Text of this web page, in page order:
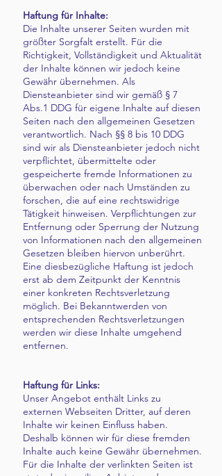
Haftung für Inhalte:
Die Inhalte unserer Seiten wurden mit
größter Sorgfalt erstellt. Für die
Richtigkeit, Vollständigkeit und Aktualität
der Inhalte können wir jedoch keine
Gewähr übernehmen. Als
Diensteanbieter sind wir gemäß § 7
Abs.1 DDG für eigene Inhalte auf diesen
Seiten nach den allgemeinen Gesetzen
verantwortlich. Nach §§ 8 bis 10 DDG
sind wir als Diensteanbieter jedoch nicht
verpflichtet, übermittelte oder
gespeicherte fremde Informationen zu
überwachen oder nach Umständen zu
forschen, die auf eine rechtswidrige
Tätigkeit hinweisen. Verpflichtungen zur
Entfernung oder Sperrung der Nutzung
von Informationen nach den allgemeinen
Gesetzen bleiben hiervon unberührt.
Eine diesbezügliche Haftung ist jedoch
erst ab dem Zeitpunkt der Kenntnis
einer konkreten Rechtsverletzung
möglich. Bei Bekanntwerden von
entsprechenden Rechtsverletzungen
werden wir diese Inhalte umgehend
entfernen.
Haftung für Links:
Unser Angebot enthält Links zu
externen Webseiten Dritter, auf deren
Inhalte wir keinen Einfluss haben.
Deshalb können wir für diese fremden
Inhalte auch keine Gewähr übernehmen.
Für die Inhalte der verlinkten Seiten ist